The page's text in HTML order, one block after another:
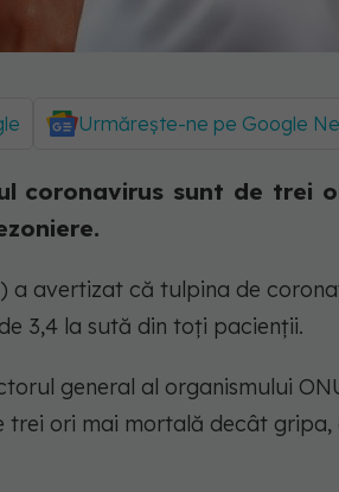
Urmărește-ne pe Google
coronavirus sunt de trei
a avertizat că tulpina de
3,4 la sută din toți pacienții.
general al organismului
ori mai mortală decât gripa,